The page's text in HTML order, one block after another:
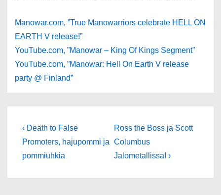
Manowar.com, ”True Manowarriors celebrate HELL ON
EARTH V release!”
YouTube.com, ”Manowar – King Of Kings Segment”
YouTube.com, ”Manowar: Hell On Earth V release
party @ Finland”
Artikkelien
selaus
Edellinen
‹ Death to False
Promoters, hajupommi ja
pommiuhkia
Seuraava
artikkeli
Ross the Boss ja Scott
Columbus
Jalometallissa! ›